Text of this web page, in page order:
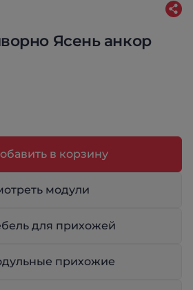
Ясень анкор
в корзину
модули
для прихожей
прихожие